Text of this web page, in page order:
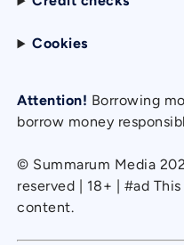
Cookies
Attention! Borrowing
borrow money
© Summarum Media
reserved | 18+ | #ad
content.